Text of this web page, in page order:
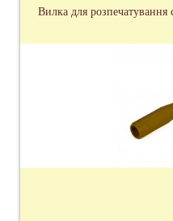
Вилка для розпечатування